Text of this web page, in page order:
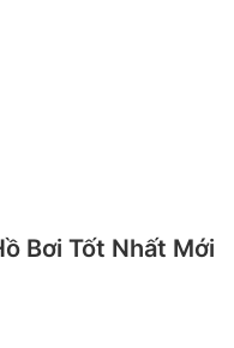
Bơi Tốt Nhất Mới